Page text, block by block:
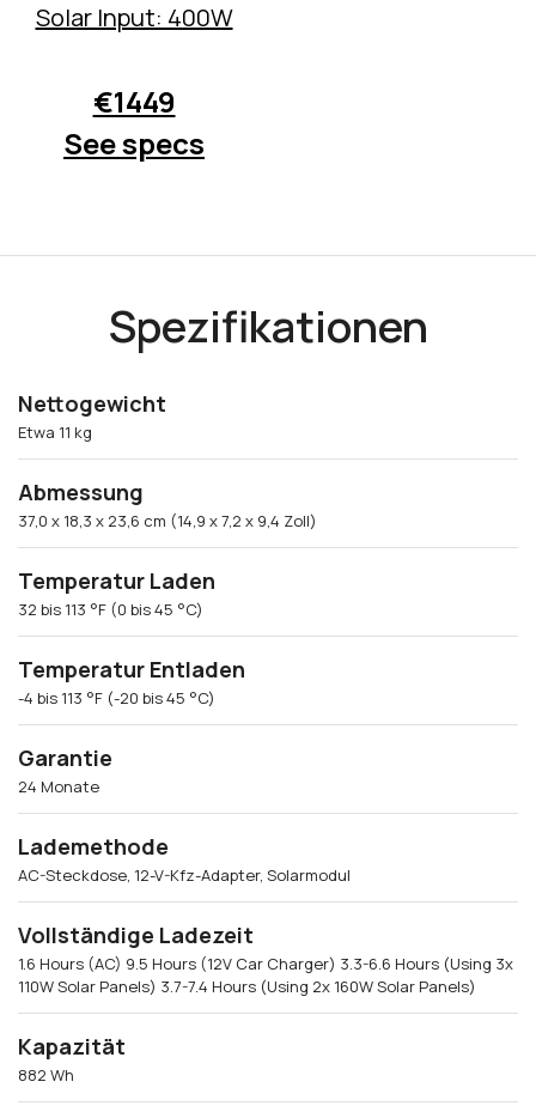
Solar Input: 400W
€1449
See specs
Spezifikationen
Nettogewicht
Etwa 11 kg
Abmessung
37,0 x 18,3 x 23,6 cm (14,9 x 7,2 x 9,4 Zoll)
Temperatur Laden
32 bis 113 °F (0 bis 45 °C)
Temperatur Entladen
-4 bis 113 °F (-20 bis 45 °C)
Garantie
24 Monate
Lademethode
AC-Steckdose, 12-V-Kfz-Adapter, Solarmodul
Vollständige Ladezeit
1.6 Hours (AC) 9.5 Hours (12V Car Charger) 3.3-6.6 Hours (Using 3x
110W Solar Panels) 3.7-7.4 Hours (Using 2x 160W Solar Panels)
Kapazität
882 Wh